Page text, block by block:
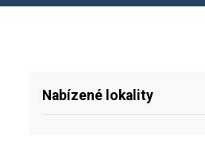
Nabízené lokality